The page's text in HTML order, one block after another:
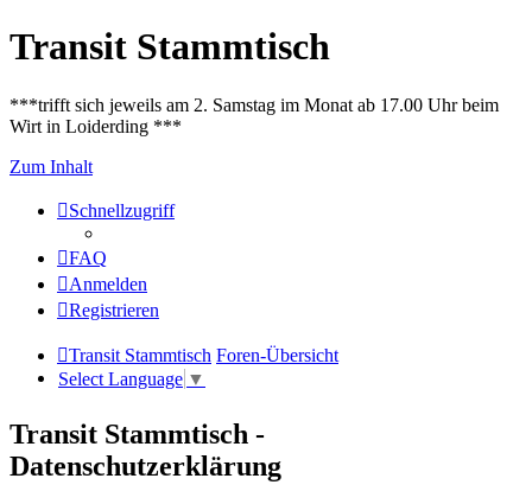
Transit Stammtisch
***trifft sich jeweils am 2. Samstag im Monat ab 17.00 Uhr beim
Wirt in Loiderding ***
Zum Inhalt
Schnellzugriff
FAQ
Anmelden
Registrieren
Transit Stammtisch Foren-Übersicht
Select Language ▼
Transit Stammtisch -
Datenschutzerklärung